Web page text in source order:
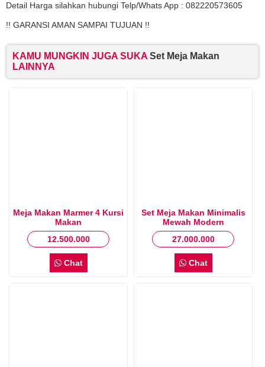
Detail Harga silahkan hubungi Telp/Whats App : 082220573605
!! GARANSI AMAN SAMPAI TUJUAN !!
KAMU MUNGKIN JUGA SUKA Set Meja Makan
LAINNYA
Meja Makan Marmer 4 Kursi
Makan
12.500.000
Chat
Set Meja Makan Minimalis
Mewah Modern
27.000.000
Chat